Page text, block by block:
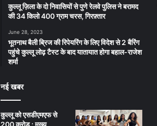
कुल्लू ज़िला के दो निवासियों से पुणे रेलवे पुलिस ने बरामद
की 34 किलो 400 ग्राम चरस, गिरफ़्तार
June 28, 2023
भूतनाथ बैली ब्रिज की रिपेयरिंग के लिए विदेश से 2 बैरिंग
पहुंचे कुल्लू लोढ़ टैस्ट के बाद यातायात होगा बहाल-राजेश
शर्मा
नई खबर
कुल्लू को एसडीएमएफ से